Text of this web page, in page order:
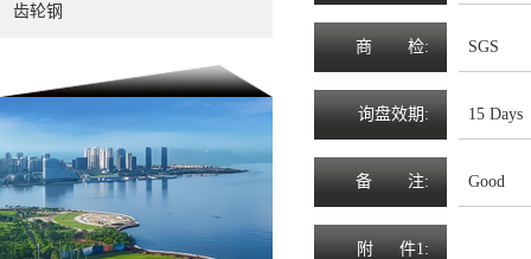
齿轮钢
商 检: SGS
询盘效期 : 15 Days
备 注: Good
附 件1: